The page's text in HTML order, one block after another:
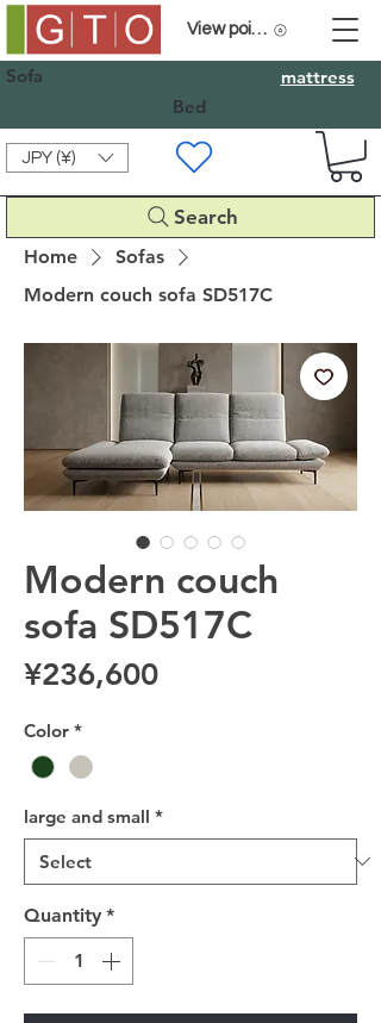
Sofa
mattress
Bed
JPY (¥)
Search
View points
Home
Sofas
Modern couch sofa SD517C
Modern couch
sofa SD517C
¥236,600Price
Color *
large and small *
Quantity *